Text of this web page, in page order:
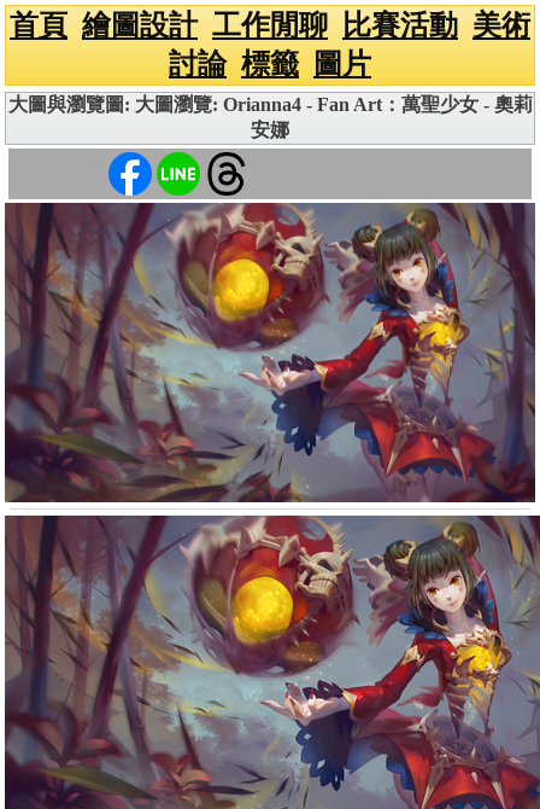
首頁 繪圖設計 工作閒聊 比賽活動 美術
討論 標籤 圖片
大圖與瀏覽圖: 大圖瀏覽: Orianna4 - Fan Art：萬聖少女 - 奧莉
安娜